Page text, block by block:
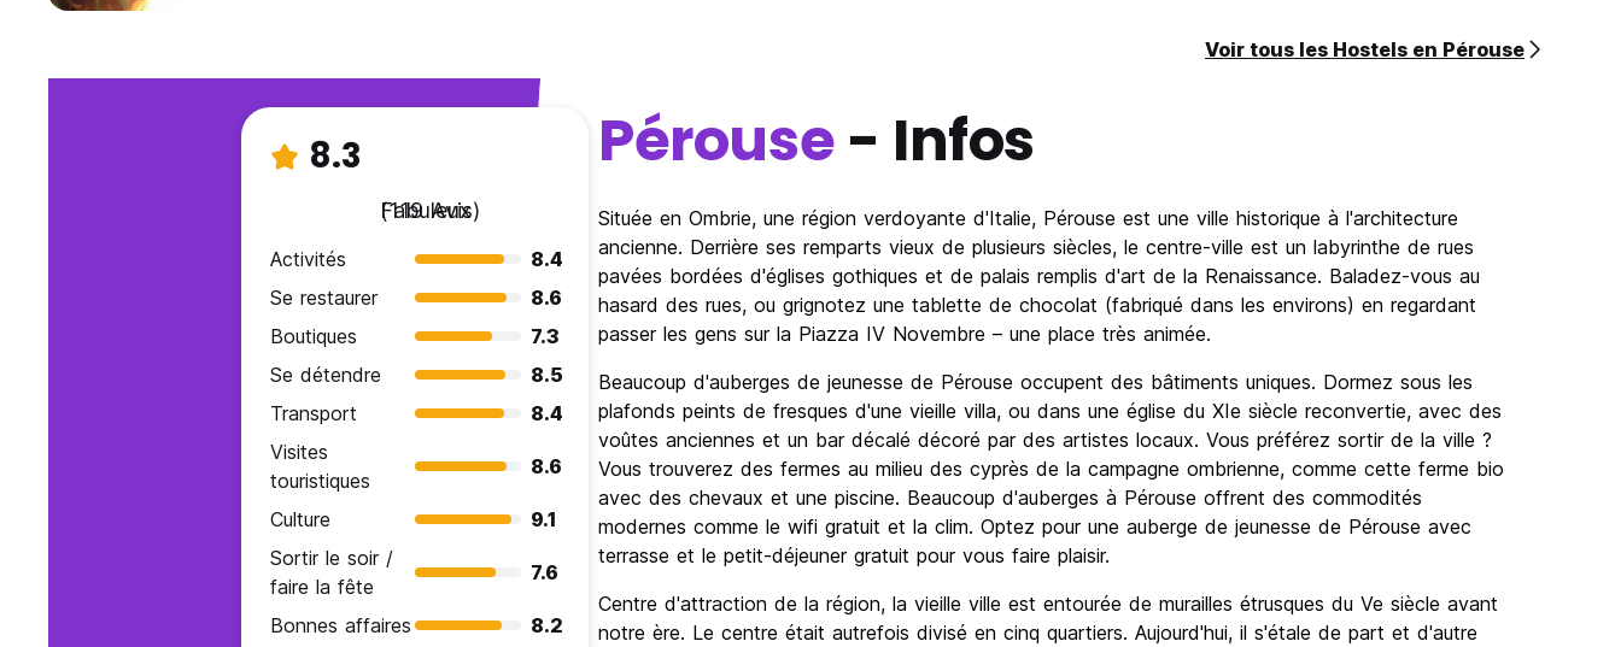
Voir tous les Hostels en Pérouse
8.3
Fabuleux
(119 Avis)
Activités
8.4
Se restaurer
8.6
Boutiques
7.3
Se détendre
8.5
Transport
8.4
Visites
touristiques
8.6
Culture
9.1
Sortir le soir /
faire la fête
7.6
Bonnes affaires 8.2
Pérouse- Infos
Située en Ombrie, une région verdoyante d'Italie, Pérouse est une ville historique à l'architecture
ancienne. Derrière ses remparts vieux de plusieurs siècles, le centre-ville est un labyrinthe de rues
pavées bordées d'églises gothiques et de palais remplis d'art de la Renaissance. Baladez-vous au
hasard des rues, ou grignotez une tablette de chocolat (fabriqué dans les environs) en regardant
passer les gens sur la Piazza IV Novembre – une place très animée.
Beaucoup d'auberges de jeunesse de Pérouse occupent des bâtiments uniques. Dormez sous les
plafonds peints de fresques d'une vieille villa, ou dans une église du XIe siècle reconvertie, avec des
voûtes anciennes et un bar décalé décoré par des artistes locaux. Vous préférez sortir de la ville ?
Vous trouverez des fermes au milieu des cyprès de la campagne ombrienne, comme cette ferme bio
avec des chevaux et une piscine. Beaucoup d'auberges à Pérouse offrent des commodités
modernes comme le wifi gratuit et la clim. Optez pour une auberge de jeunesse de Pérouse avec
terrasse et le petit-déjeuner gratuit pour vous faire plaisir.
Centre d'attraction de la région, la vieille ville est entourée de murailles étrusques du Ve siècle avant
notre ère. Le centre était autrefois divisé en cinq quartiers. Aujourd'hui, il s'étale de part et d'autre